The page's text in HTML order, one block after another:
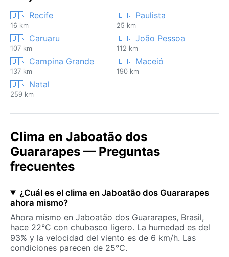
🇧🇷 Recife
16 km
🇧🇷 Paulista
25 km
🇧🇷 Caruaru
107 km
🇧🇷 João Pessoa
112 km
🇧🇷 Campina Grande
137 km
🇧🇷 Maceió
190 km
🇧🇷 Natal
259 km
Clima en Jaboatão dos
Guararapes — Preguntas
frecuentes
¿Cuál es el clima en Jaboatão dos Guararapes
ahora mismo?
Ahora mismo en Jaboatão dos Guararapes, Brasil,
hace 22°C con chubasco ligero. La humedad es del
93% y la velocidad del viento es de 6 km/h. Las
condiciones parecen de 25°C.